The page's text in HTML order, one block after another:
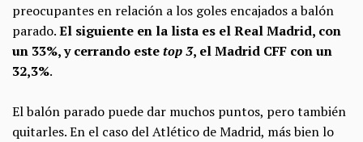
preocupantes en relación a los goles encajados a balón
parado.El siguiente en la lista es el Real Madrid, con
un 33%, y cerrando estetop 3, el Madrid CFF con un
32,3%.
El balón parado puede dar muchos puntos, pero también
quitarles. En el caso del Atlético de Madrid, más bien lo